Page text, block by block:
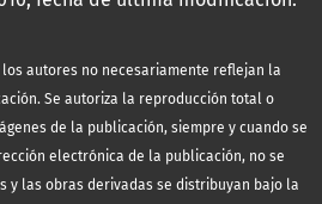
autores no necesariamente reflejan la
Se autoriza la reproducción total o
de la publicación, siempre y cuando se
electrónica de la publicación, no se
y las obras derivadas se distribuyan bajo la